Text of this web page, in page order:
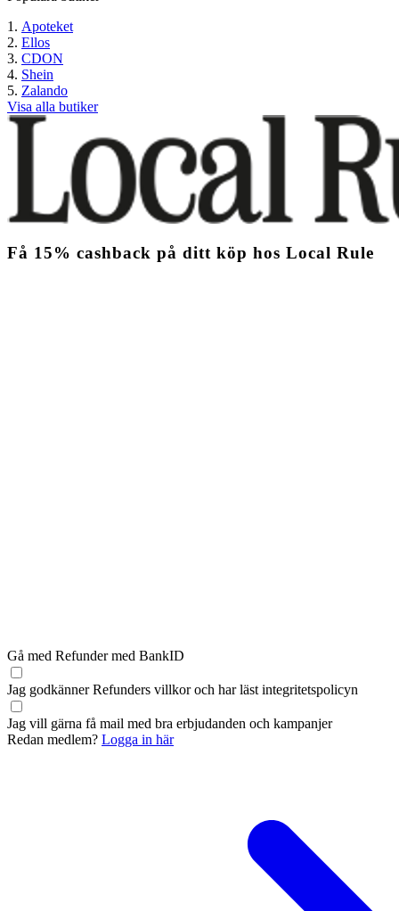
Apoteket
Ellos
CDON
Shein
Zalando
Visa alla butiker
Få 15% cashback på ditt köp hos Local Rule
Gå med Refunder med BankID
Jag godkänner Refunders villkoroch har läst integritetspolicyn
Jag vill gärna få mail med bra erbjudanden och kampanjer
Redan medlem? Logga in här